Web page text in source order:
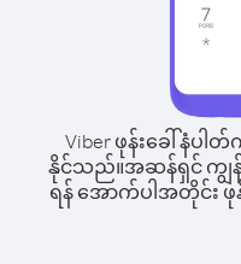
Viber ဖုန်းခေါ်နံပ
နိုင်သည်။အဆန်ရှင် ကျွ
ရန် အောက်ပါအတိုင်း ဖုန်